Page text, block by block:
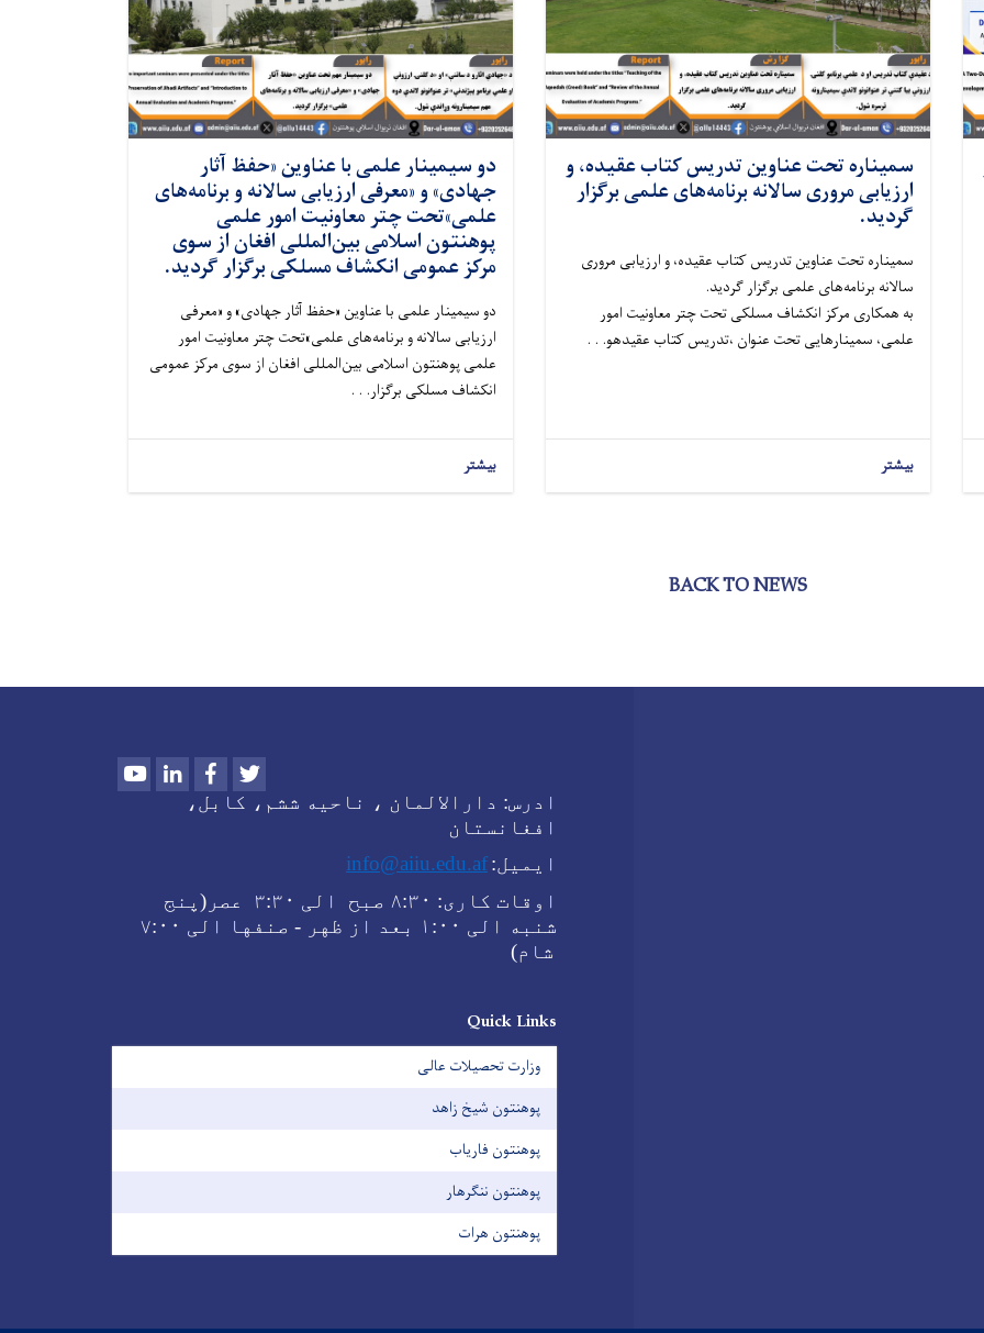
سمیناره تحت عناوین تدریس کتاب عقیده، و
ارزیابی مروری سالانه برنامه‌های علمی برگزار
گردید.
سمیناره تحت عناوین تدریس کتاب عقیده، و ارزیابی مروری
سالانه برنامه‌های علمی برگزار گردید.
به همکاری مرکز انکشاف مسلکی تحت چتر معاونیت امور
علمی، سمینارهایی تحت عنوان ،تدریس کتاب عقیدهو. . .
بیشتر
دو سیمینار علمی با عناوین «حفظ آثار
جهادی» و «معرفی ارزیابی سالانه و برنامه‌های
علمی»تحت چتر معاونیت امور علمی
پوهنتون اسلامی بین‌المللی افغان از سوی
مرکز عمومی انکشاف مسلکی برگزار گردید.
دو سیمینار علمی با عناوین «حفظ آثار جهادی» و «معرفی
ارزیابی سالانه و برنامه‌های علمی»تحت چتر معاونیت امور
علمی پوهنتون اسلامی بین‌المللی افغان از سوی مرکز عمومی
انکشاف مسلکی برگزار. . .
بیشتر
BACK TO NEWS
YoutubeLinkedInFacebook
ادرس: دارالالمان ، ناحیه ششم، کابل،
افغانستان
ایمیل:info@aiiu.edu.af
اوقات کاری:
۸:۳۰ صبح الی ۳:۳۰ عصر(پنج
شنبه الی ۱:۰۰ بعد از ظهر - صنفها الی
۷:۰۰
شام)
Quick Links
وزارت تحصیلات عالی
پوهنتون شیخ زاهد
پوهنتون فاریاب
پوهنتون ننگرهار
پوهنتون هرات